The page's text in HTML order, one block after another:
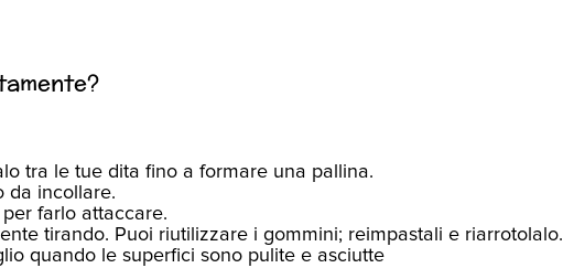
tra le tue dita fino a formare una pallina.
da incollare.
farlo attaccare.
tirando. Puoi riutilizzare i gommini; reimpastali e riarrotolalo.
quando le superfici sono pulite e asciutte